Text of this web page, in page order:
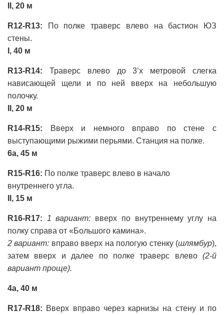
II, 20 м
R12-R13: По полке траверс влево на бастион ЮЗ
стены.
I, 40 м
R13-R14: Траверс влево до 3’х метровой слегка
нависающей щели и по ней вверх на небольшую
полочку.
II, 20 м
R14-R15: Вверх и немного вправо по стене с
выступающими рыжими перьями. Станция на полке.
6a, 45 м
R15-R16: По полке траверс влево в начало
внутреннего угла.
II, 15 м
R16-R17: 1 вариант: вверх по внутреннему углу на
полку справа от «Большого камина».
2 вариант: вправо вверх на пологую стенку (шлямбур),
затем вверх и далее по полке траверс влево (2-й
вариант проще).
4a, 40 м
R17-R18: Вверх вправо через карнизы на стену и по